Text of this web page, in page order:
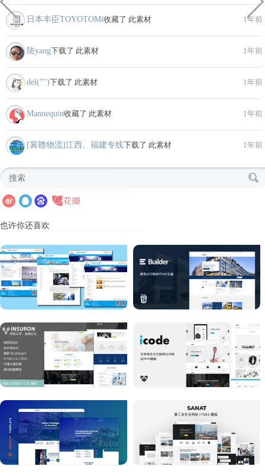
日本丰臣TOYOTOMi收藏了 此素材 1年前
陆yang下载了 此素材 1年前
del("")下载了 此素材 1年前
Mannequin收藏了 此素材 1年前
[襄赣物流]江西、福建专线下载了 此素材 1年前
也许你还喜欢